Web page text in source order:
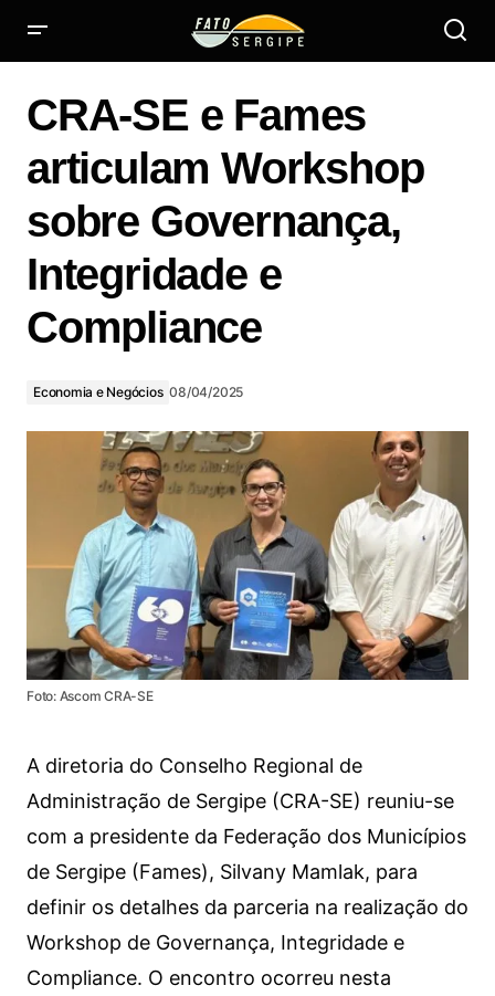
CRA-SE e Fames
articulam Workshop
sobre Governança,
Integridade e
Compliance
Economia e Negócios 08/04/2025
Foto: Ascom CRA-SE
A diretoria do Conselho Regional de
Administração de Sergipe (CRA-SE) reuniu-se
com a presidente da Federação dos Municípios
de Sergipe (Fames), Silvany Mamlak, para
definir os detalhes da parceria na realização do
Workshop de Governança, Integridade e
Compliance. O encontro ocorreu nesta